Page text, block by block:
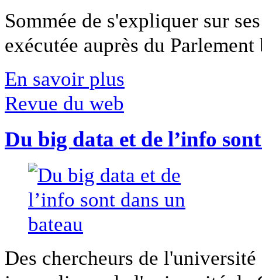
Sommée de s'expliquer sur
exécutée auprès du
En savoir plus
Revue du web
Du big data et de l’info
Des chercheurs de